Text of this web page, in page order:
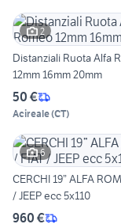
2
Distanziali Ruota Alfa
12mm 16mm 20mm
50 €
Acireale(CT)
6
CERCHI 19” ALFA
/ JEEP ecc 5x110
960 €